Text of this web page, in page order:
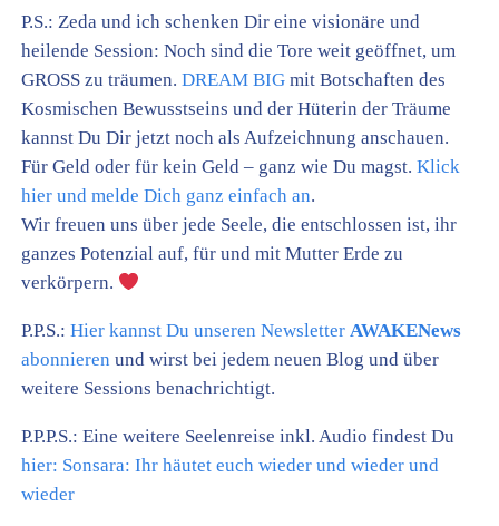
P.S.: Zeda und ich schenken Dir eine visionäre und
heilende Session: Noch sind die Tore weit geöffnet, um
GROSS zu träumen.DREAM BIG mit Botschaften des
Kosmischen Bewusstseins und der Hüterin der Träume
kannst Du Dir jetzt noch als Aufzeichnung anschauen.
Für Geld oder für kein Geld – ganz wie Du magst.Klick
hier und melde Dich ganz einfach an.
Wir freuen uns über jede Seele, die entschlossen ist, ihr
ganzes Potenzial auf, für und mit Mutter Erde zu
verkörpern.
P.P.S.:Hier kannst Du unseren NewsletterAWAKENews
abonnieren und wirst bei jedem neuen Blog und über
weitere Sessions benachrichtigt.
P.P.P.S.: Eine weitere Seelenreise inkl. Audio findest Du
hier: Sonsara: Ihr häutet euch wieder und wieder und
wieder